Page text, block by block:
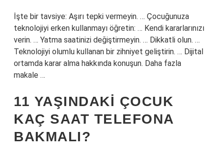
İşte bir tavsiye: Aşırı tepki vermeyin. … Çocuğunuza
teknolojiyi erken kullanmayı öğretin: … Kendi kararlarınızı
verin. … Yatma saatinizi değiştirmeyin. … Dikkatli olun. …
Teknolojiyi olumlu kullanan bir zihniyet geliştirin. … Dijital
ortamda karar alma hakkında konuşun. Daha fazla
makale …
11 YAŞINDAKI ÇOCUK
KAÇ SAAT TELEFONA
BAKMALI?